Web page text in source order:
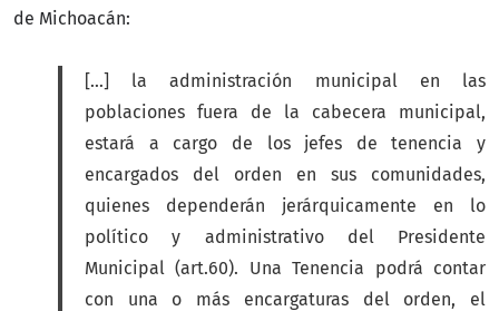
de Michoacán:
[…] la administración municipal en las
poblaciones fuera de la cabecera municipal,
estará a cargo de los jefes de tenencia y
encargados del orden en sus comunidades,
quienes dependerán jerárquicamente en lo
político y administrativo del Presidente
Municipal (art.60). Una Tenencia podrá contar
con una o más encargaturas del orden, el